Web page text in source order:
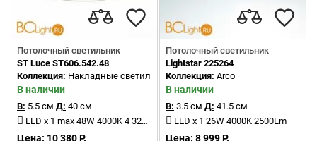
Потолочный светильник
ST Luce ST606.542.48
Коллекция: Накладные светильники
В наличии
В: 5.5 см Д: 40 см
LED x 1 max 48W 4000K 4 320Lm
Цена: 10 380 Р.
Потолочный светильник
Lightstar 225264
Коллекция: Arco
В наличии
В: 3.5 см Д: 41.5 см
LED x 1 26W 4000K 2500Lm
Цена: 8 999 Р.